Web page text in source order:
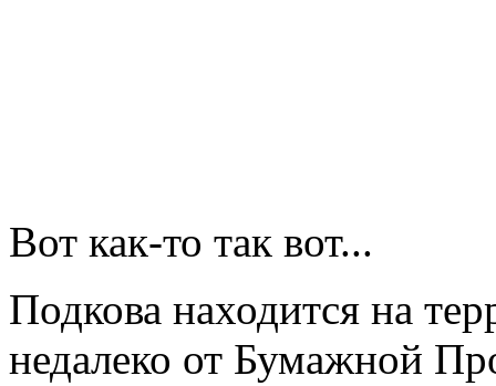
Вот как-то так вот...
Подкова находится на
недалеко от Бумажной